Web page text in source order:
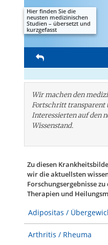
Hier finden Sie die
neusten medizinischen
Studien – übersetzt und
kurzgefasst
Wir machen den
Fortschritt transparent
Interessierten auf den
Wissenstand.
Zu diesen
wir die aktuellsten
Forschungs­ergebnisse
Therapien und
Adipositas /
Arthritis / Rheuma